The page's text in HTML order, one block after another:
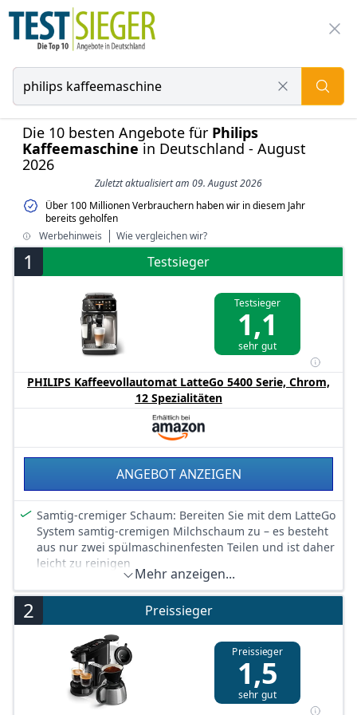
Die 10 besten Angebote für Philips
Kaffeemaschine in Deutschland - August
2026
Zuletzt aktualisiert am 09. August 2026
Über 100 Millionen Verbrauchern haben wir in diesem Jahr
bereits geholfen
Werbehinweis
Wie vergleichen wir?
1 Testsieger
Testsieger
1,1
sehr gut
PHILIPS Kaffeevollautomat LatteGo 5400 Serie, Chrom,
12 Spezialitäten
ANGEBOT ANZEIGEN
Samtig-cremiger Schaum: Bereiten Sie mit dem LatteGo
System samtig-cremigen Milchschaum zu – es besteht
aus nur zwei spülmaschinenfesten Teilen und ist daher
leicht zu reinigen
12 Kaffeespezialitäten auf Fingertipp: Genießen Sie
Ihren Lieblingskaffee, vom kräftigen Espresso bis zum
Intuitives TFT-Display: Wählen Sie mit dem
benutzerfreundlichen Touchscreen dieser
Espressomaschine mühelos Ihr Getränk aus – mit dem
Coffee Customiser können Sie Aromastärke und
Kaffeemenge anpassen
Mehr anzeigen...
2 Preissieger
Preissieger
1,5
sehr gut